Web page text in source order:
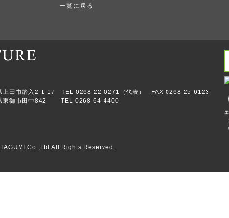
一覧に戻る
市踏入2-1-17 TEL 0268-22-0271（代表） FAX 0268-25-6123
東御市田中842 TEL 0268-64-4400
Co.,Ltd All Rights Reserved.